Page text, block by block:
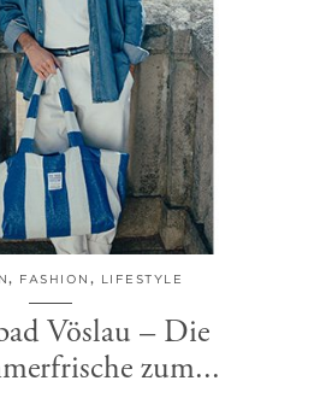
, FASHION , LIFESTYLE
Vöslau – Die
zum...